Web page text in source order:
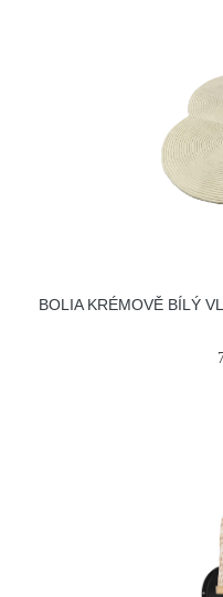
BOLIA KRÉMOVĚ BÍLÝ